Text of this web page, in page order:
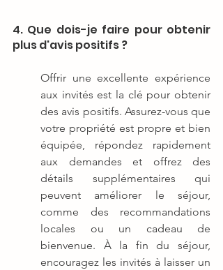
4. Que dois-je faire pour obtenir
plus d'avis positifs ?
Offrir une excellente expérience
aux invités est la clé pour obtenir
des avis positifs. Assurez-vous que
votre propriété est propre et bien
équipée, répondez rapidement
aux demandes et offrez des
détails supplémentaires qui
peuvent améliorer le séjour,
comme des recommandations
locales ou un cadeau de
bienvenue. À la fin du séjour,
encouragez les invités à laisser un